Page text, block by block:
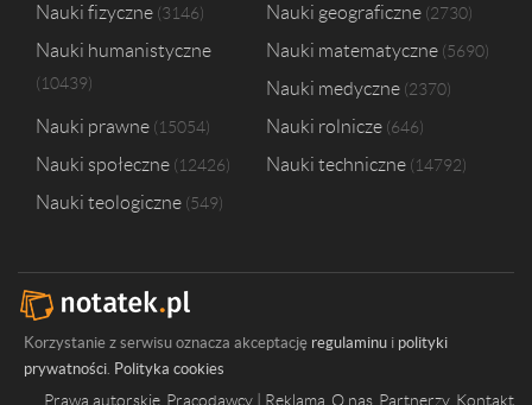
Nauki fizyczne 3146 Nauki geograficzne 2730
Nauki humanistyczne
10439
Nauki matematyczne 5690
Nauki medyczne 2370
Nauki prawne 15054 Nauki rolnicze 646
Nauki społeczne 12426 Nauki techniczne 14792
Nauki teologiczne 549
Korzystanie z serwisu oznacza akceptację regulaminu i polityki
prywatności. Polityka cookies
Prawa autorskie Pracodawcy | Reklama O nas Partnerzy Kontakt